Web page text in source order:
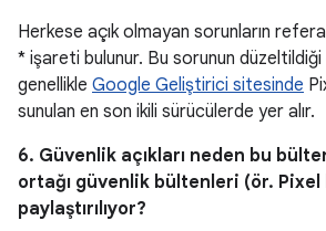
Herkese açık olmayan sorunların
* işareti bulunur. Bu sorunun
genellikle Google Geliştirici sitesinde
sunulan en son ikili sürücülerde yer alır.
6. Güvenlik açıkları neden bu
ortağı güvenlik bültenleri (ör. Pixel
paylaştırılıyor?